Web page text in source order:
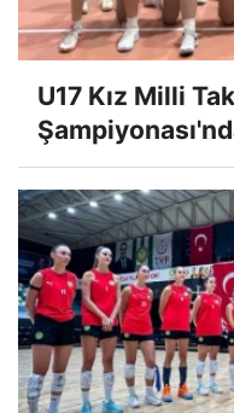
U17 Kız Milli